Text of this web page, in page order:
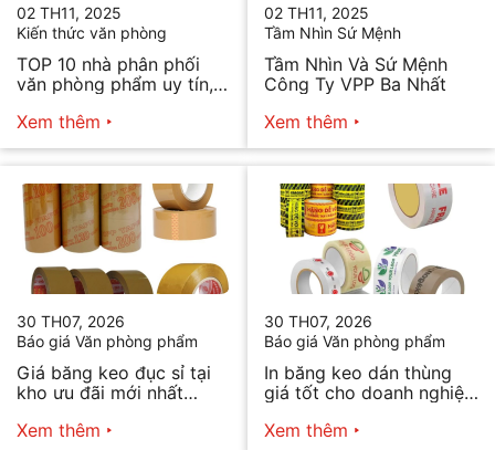
02 TH11, 2025
Kiến thức văn phòng
TOP 10 nhà phân phối
văn phòng phẩm uy tín,
Xem thêm
02 TH11, 2025
Tầm Nhìn Sứ Mệnh
Tầm Nhìn Và Sứ Mệnh
Công Ty VPP Ba Nhất
Xem thêm
30 TH07, 2026
Báo giá Văn phòng phẩm
Giá băng keo đục sỉ tại
kho ưu đãi mới nhất
Xem thêm
30 TH07, 2026
Báo giá Văn phòng phẩm
In băng keo dán thùng
giá tốt cho doanh nghiệp
Xem thêm